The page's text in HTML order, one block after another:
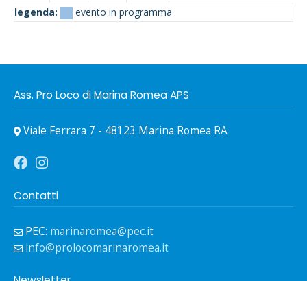
legenda:
evento in programma
Ass. Pro Loco di Marina Romea APS
Viale Ferrara 7 - 48123 Marina Romea RA
Contatti
PEC: marinaromea@pec.it
info@prolocomarinaromea.it